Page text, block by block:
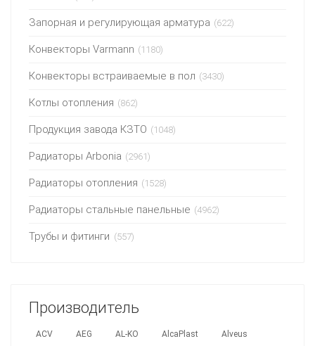
Запорная и регулирующая арматура (622)
Конвекторы Varmann (1180)
Конвекторы встраиваемые в пол (3430)
Котлы отопления (862)
Продукция завода КЗТО (1048)
Радиаторы Arbonia (2961)
Радиаторы отопления (1528)
Радиаторы стальные панельные (4962)
Трубы и фитинги (557)
Производитель
ACV AEG AL-KO AlcaPlast Alveus